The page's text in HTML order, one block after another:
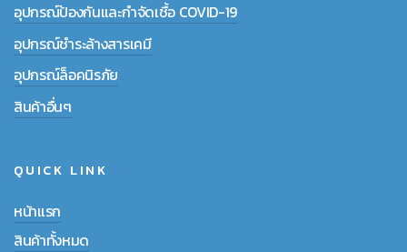
อุปกรณ์ป้องกันและกำจัดเชื้อ COVID-19
อุปกรณ์ชำระล้างสารเคมี
อุปกรณ์ล็อคนิรภัย
สินค้าอื่นๆ
QUICK LINK
หน้าแรก
สินค้าทั้งหมด